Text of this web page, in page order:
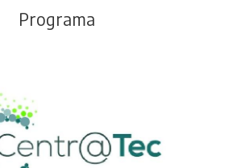
Programa